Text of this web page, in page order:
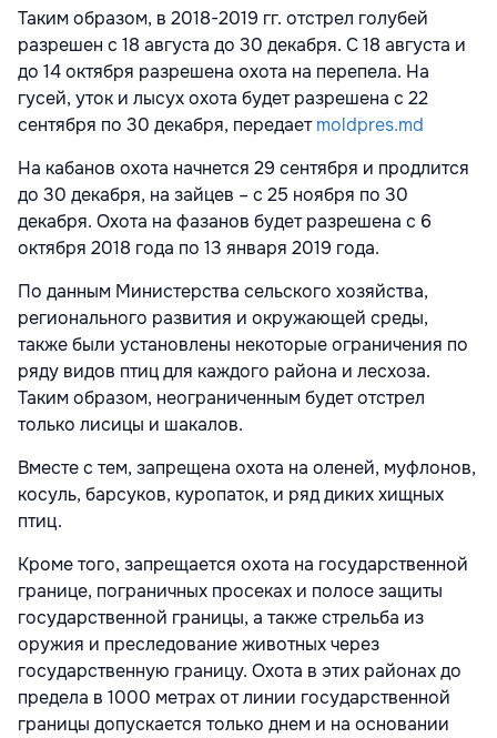
Таким образом, в 2018-2019 гг. отстрел голубей
разрешен с 18 августа до 30 декабря. С 18 августа и
до 14 октября разрешена охота на перепела. На
гусей, уток и лысух охота будет разрешена с 22
сентября по 30 декабря, передаетmoldpres.md
На кабанов охота начнется 29 сентября и продлится
до 30 декабря, на зайцев – с 25 ноября по 30
декабря. Охота на фазанов будет разрешена с 6
октября 2018 года по 13 января 2019 года.
По данным Министерства сельского хозяйства,
регионального развития и окружающей среды,
также были установлены некоторые ограничения по
ряду видов птиц для каждого района и лесхоза.
Таким образом, неограниченным будет отстрел
только лисицы и шакалов.
Вместе с тем, запрещена охота на оленей, муфлонов,
косуль, барсуков, куропаток, и ряд диких хищных
птиц.
Кроме того, запрещается охота на государственной
границе, пограничных просеках и полосе защиты
государственной границы, а также стрельба из
оружия и преследование животных через
государственную границу. Охота в этих районах до
предела в 1000 метрах от линии государственной
границы допускается только днем и на основании